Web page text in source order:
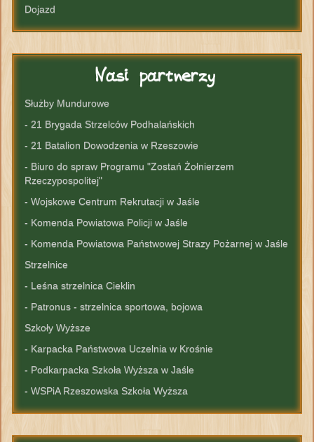
Dojazd
Nasipartnerzy
Służby Mundurowe
- 21 Brygada Strzelców Podhalańskich
- 21 Batalion Dowodzenia w Rzeszowie
- Biuro do spraw Programu "Zostań Żołnierzem
Rzeczypospolitej"
- Wojskowe Centrum Rekrutacji w Jaśle
- Komenda Powiatowa Policji w Jaśle
- Komenda Powiatowa Państwowej Strazy Pożarnej w Jaśle
Strzelnice
- Leśna strzelnica Cieklin
- Patronus - strzelnica sportowa, bojowa
Szkoły Wyższe
- Karpacka Państwowa Uczelnia w Krośnie
- Podkarpacka Szkoła Wyższa w Jaśle
- WSPiA Rzeszowska Szkoła Wyższa